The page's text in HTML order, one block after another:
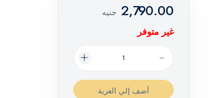
2,790.00 جنيه
غير متوفر
أضف إلي العربة